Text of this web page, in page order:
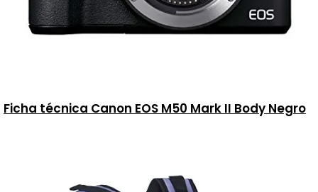
Ficha técnica Canon EOS M50 Mark II Body Negro